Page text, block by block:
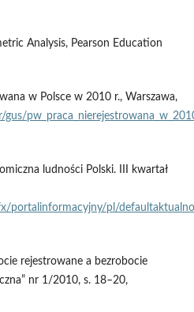
Analysis, Pearson Education
w Polsce w 2010 r., Warszawa,
ludności Polski. III kwartał
portalinformacyjny/pl/
rejestrowane a bezrobocie
nr 1/2010, s. 18–20,